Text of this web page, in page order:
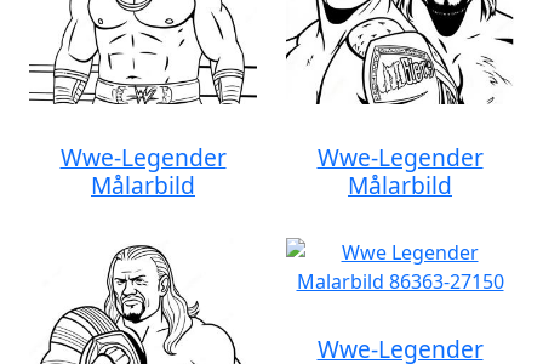
Wwe-Legender
Målarbild
Wwe-Legender
Målarbild
Wwe-Legender